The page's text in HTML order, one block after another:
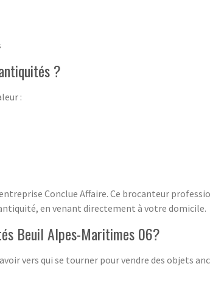
?
:
Conclue Affaire. Ce brocanteur
en venant directement à votre domicile.
Beuil Alpes-Maritimes 06?
vers qui se tourner pour vendre des objets